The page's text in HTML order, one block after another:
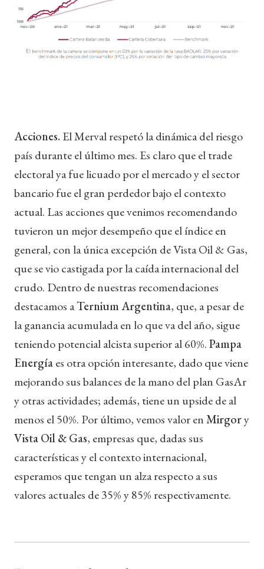
Acciones. El Merval respetó la dinámica del riesgo
país durante el último mes. Es claro que el trade
electoral ya fue licuado por el mercado y el sector
bancario fue el gran perdedor bajo el contexto
actual. Las acciones que venimos recomendando
tuvieron un mejor desempeño que el índice en
general, con la única excepción de Vista Oil & Gas,
que se vio castigada por la caída internacional del
crudo. Dentro de nuestras recomendaciones
destacamos aTernium Argentina, que, a pesar de
la ganancia acumulada en lo que va del año, sigue
teniendo potencial alcista superior al 60%.Pampa
Energíaes otra opción interesante, dado que viene
mejorando sus balances de la mano del plan GasAr
y otras actividades; además, tiene un upside de al
menos el 50%. Por último, vemos valor enMirgory
Vista Oil & Gas, empresas que, dadas sus
características y el contexto internacional,
esperamos que tengan un alza respecto a sus
valores actuales de 35% y 85% respectivamente.